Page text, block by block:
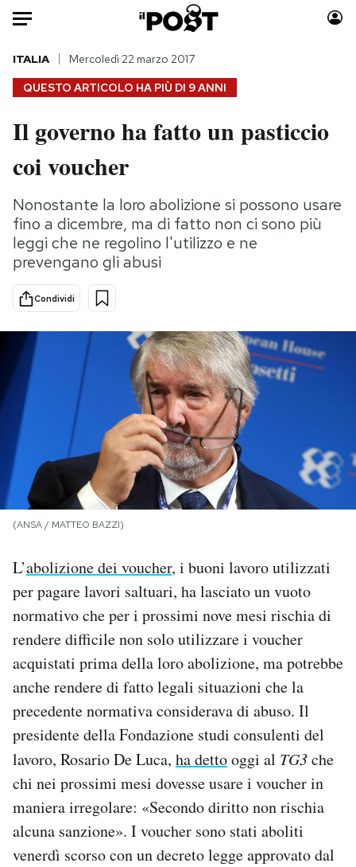
Auto
HOME
Italia
Politica
Tecnologia
Internet
Scienza
Cultura
Economia
Moda
Storie/Idee
Ok Boomer!
Media
PODCAST
NEWSLETTER
I MIEI PREFERITI
CALENDARIO
AREA PERSONALE
Area Personale
Newsletter
Hai bisogno di aiuto?
Esci
QUESTO ARTICOLO HA PIÙ DI 9 ANNI
ITALIA Mercoledì 22 marzo 2017
Il governo ha fatto un pasticcio
coi voucher
Nonostante la loro abolizione si possono usare
fino a dicembre, ma di fatto non ci sono più
leggi che ne regolino l'utilizzo e ne
prevengano gli abusi
Condividi
(ANSA / MATTEO BAZZI)
L’abolizione dei voucher, i buoni lavoro utilizzati
per pagare lavori saltuari, ha lasciato un vuoto
normativo che per i prossimi nove mesi rischia di
rendere difficile non solo utilizzare i voucher
acquistati prima della loro abolizione, ma potrebbe
anche rendere di fatto legali situazioni che la
precedente normativa considerava di abuso. Il
presidente della Fondazione studi consulenti del
lavoro, Rosario De Luca, ha dettooggi al TG3che
chi nei prossimi mesi dovesse usare i voucher in
maniera irregolare: «Secondo diritto non rischia
alcuna sanzione». I voucher sono stati aboliti
venerdì scorso con un decreto legge approvato dal